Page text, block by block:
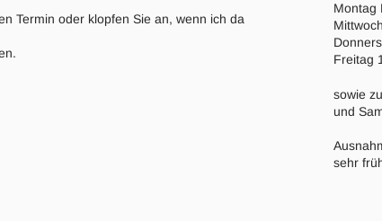
Termin oder klopfen Sie an, wenn ich da
Montag
Freitag
sowie
und
sehr